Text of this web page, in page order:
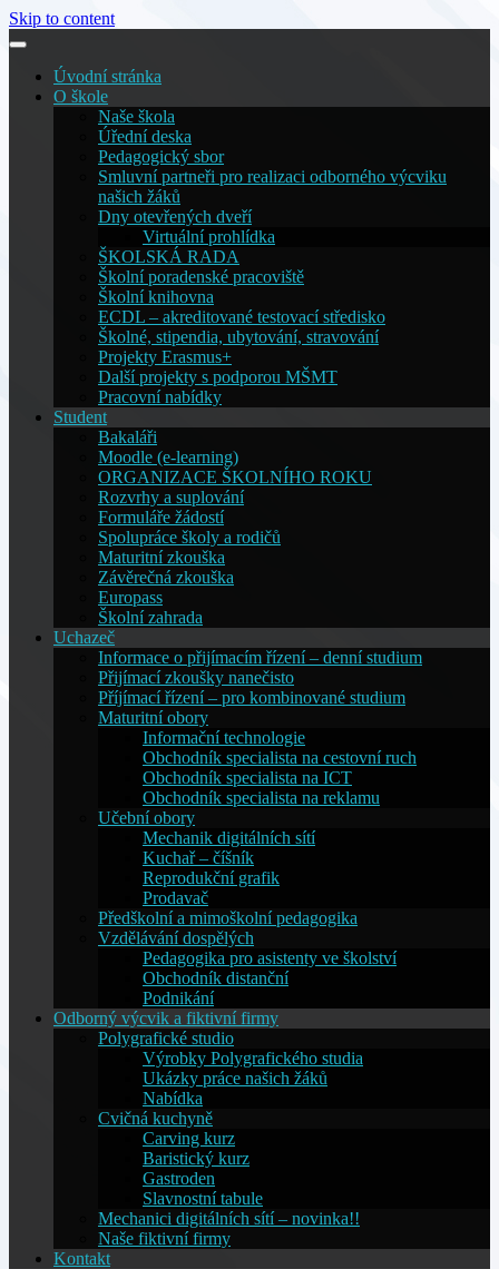
Skip to content
Úvodní stránka
O škole
Naše škola
Úřední deska
Pedagogický sbor
Smluvní partneři pro realizaci odborného výcviku
našich žáků
Dny otevřených dveří
Virtuální prohlídka
ŠKOLSKÁ RADA
Školní poradenské pracoviště
Školní knihovna
ECDL – akreditované testovací středisko
Školné, stipendia, ubytování, stravování
Projekty Erasmus+
Další projekty s podporou MŠMT
Pracovní nabídky
Student
Bakaláři
Moodle (e-learning)
ORGANIZACE ŠKOLNÍHO ROKU
Rozvrhy a suplování
Formuláře žádostí
Spolupráce školy a rodičů
Maturitní zkouška
Závěrečná zkouška
Europass
Školní zahrada
Uchazeč
Informace o přijímacím řízení – denní studium
Přijímací zkoušky nanečisto
Příjímací řízení – pro kombinované studium
Maturitní obory
Informační technologie
Obchodník specialista na cestovní ruch
Obchodník specialista na ICT
Obchodník specialista na reklamu
Učební obory
Mechanik digitálních sítí
Kuchař – číšník
Reprodukční grafik
Prodavač
Předškolní a mimoškolní pedagogika
Vzdělávání dospělých
Pedagogika pro asistenty ve školství
Obchodník distanční
Podnikání
Odborný výcvik a fiktivní firmy
Polygrafické studio
Výrobky Polygrafického studia
Ukázky práce našich žáků
Nabídka
Cvičná kuchyně
Carving kurz
Baristický kurz
Gastroden
Slavnostní tabule
Mechanici digitálních sítí – novinka!!
Naše fiktivní firmy
Kontakt